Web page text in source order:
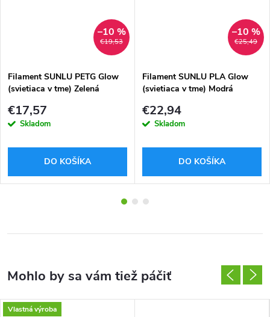
€19,53
–10 %
Filament SUNLU PETG Glow
(svietiaca v tme) Zelená
€17,57
Skladom
DO KOŠÍKA
€25,49
–10 %
Filament SUNLU PLA Glow
(svietiaca v tme) Modrá
€22,94
Skladom
DO KOŠÍKA
Vlastná výroba